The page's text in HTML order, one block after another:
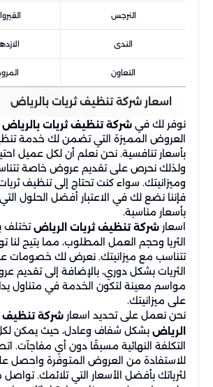
النرجس
الندى
التعاون
اسعار شركة تنظيف ثريات بالرياض
نوفر لك في شركة تنظيف ثريات بالرياض
العروض المميزة التي تضمن لك خدمة
بأسعار تنافسية. نحن نعلم أن لكل عميل
ولذلك نحرص على تقديم عروض خاصة
وميزانيتك. سواء كنت تحتاج إلى تنظيف ثريات
فإننا نضع لك في الاعتبار أفضل الحلول
بأسعار مناسبة.
اسعار شركة تنظيف ثريات الرياضتختلف
الثريا وحجم العمل المطلوب، مما يتيح لنا
تتناسب مع ميزانيتك. نعرض لك خصومات
الثريات بشكل دوري، بالإضافة إلى
مواسم معينة لتكون الخدمة في متناول
على ميزانيتك.
نحن نعمل على تحديد اسعار شركة تنظيف
الرياض بشكل شفاف وعادل، حيث يمكن
التكلفة النهائية مسبقًا دون أي مفاجآت.
للاستفادة من العروض المتوفرة واحصل
لثرياتك بأفضل الأسعار التي تلائمك.